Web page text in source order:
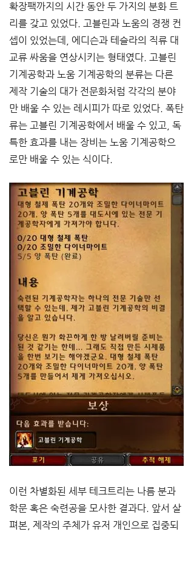
확장팩까지의 시간 동안 두 가지의 분화 트
리를 갖고 있었다. 고블린과 노움의 경쟁 컨
셉이 있었는데, 에디슨과 테슬라의 직류 대
교류 싸움을 연상시키는 형태였다. 고블린
기계공학과 노움 기계공학의 분류는 다른
제작 기술의 대가 전문화처럼 각각의 분야
만 배울 수 있는 레시피가 따로 있었다. 폭탄
류는 고블린 기계공학에서 배울 수 있고, 독
특한 효과를 내는 장비는 노움 기계공학으
로만 배울 수 있는 식이다.
이런 차별화된 세부 테크트리는 나름 분과
학문 혹은 숙련공을 모사한 결과다. 앞서 살
펴본, 제작의 주체가 유저 개인으로 집중되